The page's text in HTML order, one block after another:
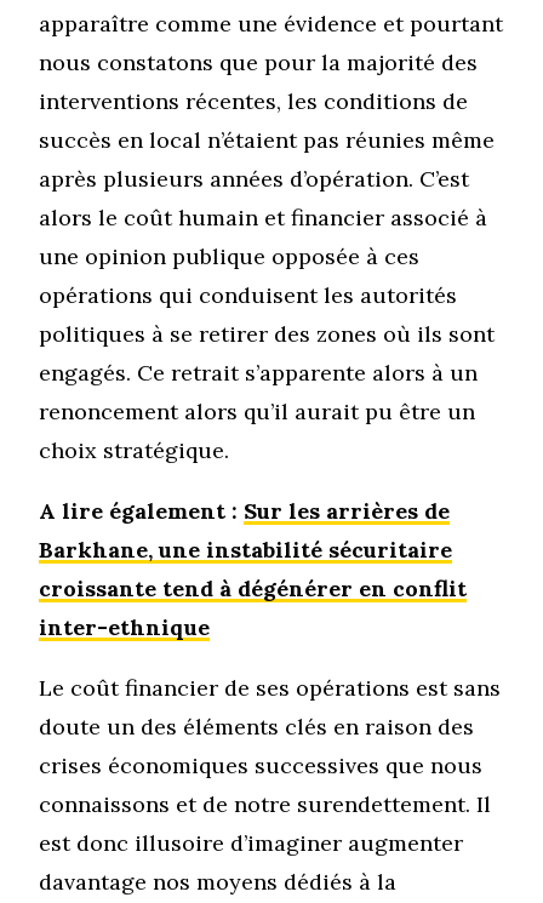
apparaître comme une évidence et pourtant
nous constatons que pour la majorité des
interventions récentes, les conditions de
succès en local n’étaient pas réunies même
après plusieurs années d’opération. C’est
alors le coût humain et financier associé à
une opinion publique opposée à ces
opérations qui conduisent les autorités
politiques à se retirer des zones où ils sont
engagés. Ce retrait s’apparente alors à un
renoncement alors qu’il aurait pu être un
choix stratégique.
A lire également : Sur les arrières de
Barkhane, une instabilité sécuritaire
croissante tend à dégénérer en conflit
inter-ethnique
Le coût financier de ses opérations est sans
doute un des éléments clés en raison des
crises économiques successives que nous
connaissons et de notre surendettement. Il
est donc illusoire d’imaginer augmenter
davantage nos moyens dédiés à la